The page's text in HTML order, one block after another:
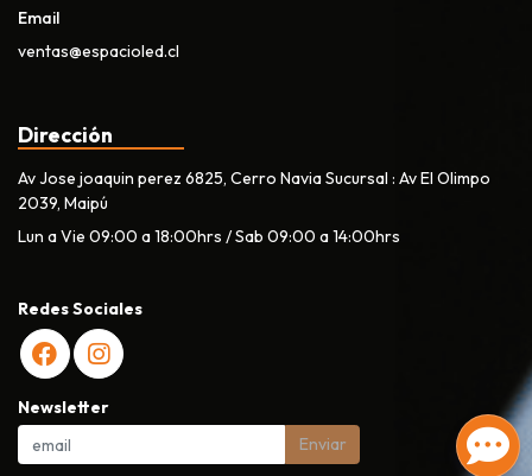
Email
ventas@espacioled.cl
Dirección
Av Jose joaquin perez 6825, Cerro Navia Sucursal : Av El Olimpo
2039, Maipú
Lun a Vie 09:00 a 18:00hrs / Sab 09:00 a 14:00hrs
Redes Sociales
Newsletter
Enviar